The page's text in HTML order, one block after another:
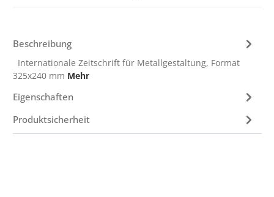
Beschreibung
Internationale Zeitschrift für Metallgestaltung, Format
325x240 mm Mehr
Eigenschaften
Produktsicherheit